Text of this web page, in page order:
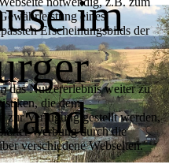
im
eines
Erscheinungsbilds der
das Nutzererlebnis weiter zu
die dem
zur Verfügung gestellt werden,
Werbung durch die
verschiedene Webseiten.